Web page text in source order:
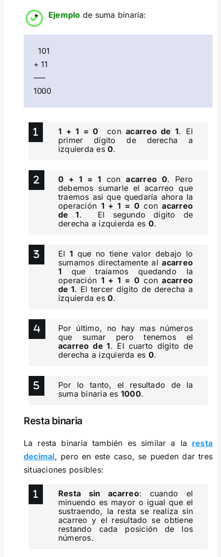
Ejemplo de suma binaria:
101
+ 11
—–
1000
1 + 1 = 0 conacarreo de 1. El
primer dígito de derecha a
izquierda es0.
0 + 1 = 1 conacarreo 0. Pero
debemos sumarle el acarreo que
traemos asi que quedaría ahora la
operación 1 + 1 = 0 conacarreo
de 1. El segundo dígito de
derecha a izquierda es 0.
El 1 que no tiene valor debajo lo
sumamos directamente alacarreo
1 que traíamos quedando la
operación 1 + 1 = 0 conacarreo
de 1. El tercer dígito de derecha a
izquierda es0.
Por último, no hay mas números
que sumar pero tenemos el
acarreo de 1. El cuarto dígito de
derecha a izquierda es 0.
Por lo tanto, el resultado de la
suma binaria es 1000.
Resta binaria
La resta binaria también es similar a la resta
decimal, pero en este caso, se pueden dar tres
situaciones posibles:
Resta sin acarreo: cuando el
minuendo es mayor o igual que el
sustraendo, la resta se realiza sin
acarreo y el resultado se obtiene
restando cada posición de los
números.